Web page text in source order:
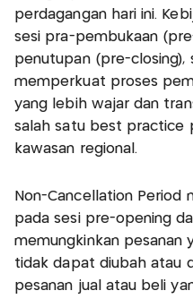
perdagangan hari ini.
sesi pra-pembukaan
penutupan (pre-closing),
memperkuat proses
yang lebih wajar dan
salah satu best practice
kawasan regional.
Non-Cancellation
pada sesi pre-opening
memungkinkan pesanan
tidak dapat diubah atau
pesanan jual atau beli